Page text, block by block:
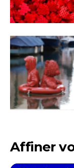
Affiner